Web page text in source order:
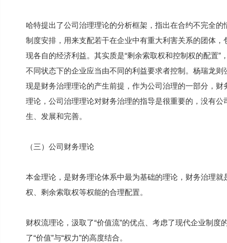
哈特提出了公司治理理论的分析框架，指出在合约不完全
制度安排，用来支配若干在企业中有重大利害关系的团体
现各自的经济利益。其实质是“剩余索取权和控制权的配置
不同状态下的企业应当由不同的利益要求者控制。杨瑞龙
现是财务治理理论的产生前提，作为公司治理的一部分，
理论，公司治理理论对财务治理的指导是很重要的，没有
生、发展和完善。
（三）公司财务理论
本金理论，是财务理论体系中最为基础的理论，财务治理
权、剩余索取权等权能的合理配置。
财权流理论，汲取了“价值流”的优点、考虑了现代企业制
了“价值”与“权力”的高度结合。